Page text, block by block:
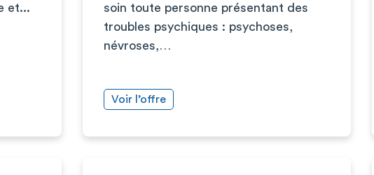
et...
soin toute personne présentant des
troubles psychiques : psychoses,
névroses,…
Voir l’offre